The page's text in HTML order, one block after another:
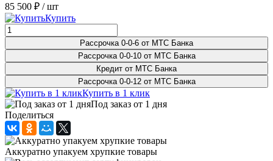
85 500 ₽ / шт
Купить
Рассрочка 0-0-6 от МТС Банка
Рассрочка 0-0-10 от МТС Банка
Кредит от МТС Банка
Рассрочка 0-0-12 от МТС Банка
Купить в 1 клик
Под заказ от 1 дня
Поделиться
Аккуратно упакуем хрупкие товары